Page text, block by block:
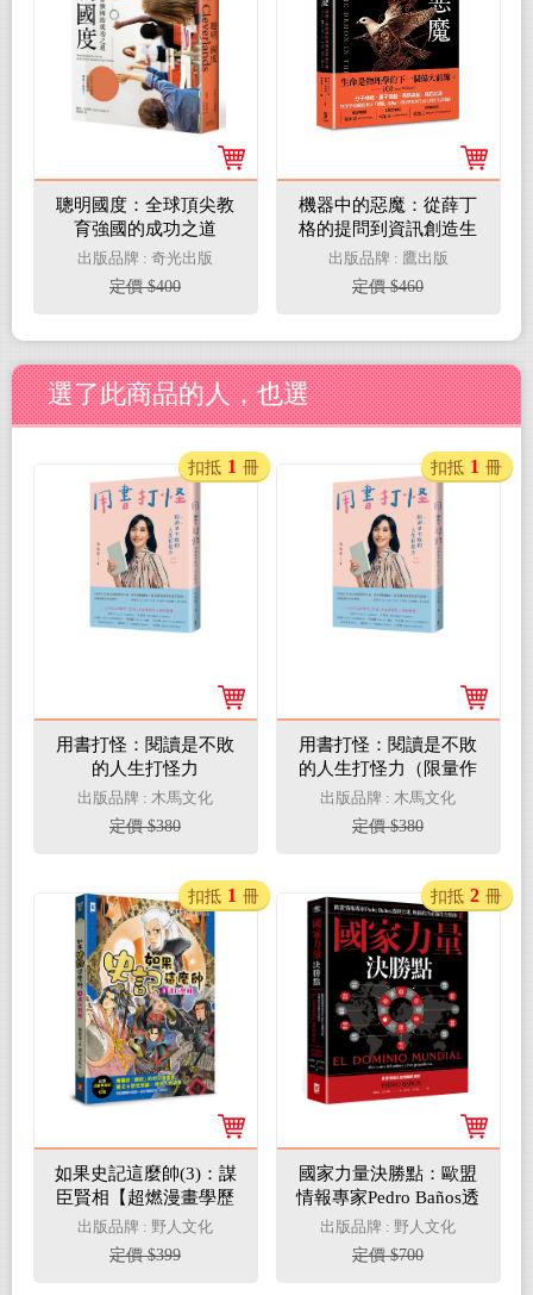
聰明國度：全球頂尖教
育強國的成功之道
出版品牌 : 奇光出版
定價 $400
機器中的惡魔：從薛丁
格的提問到資訊創造生
命
出版品牌 : 鷹出版
定價 $460
選了此商品的人，也選
用書打怪：閱讀是不敗
的人生打怪力
出版品牌 : 木馬文化
定價 $380
扣抵 1 冊
用書打怪：閱讀是不敗
的人生打怪力（限量作
者親簽版）
出版品牌 : 木馬文化
定價 $380
扣抵 1 冊
如果史記這麼帥(3)：謀
臣賢相【超燃漫畫學歷
史+成語】
出版品牌 : 野人文化
定價 $399
扣抵 1 冊
國家力量決勝點：歐盟
情報專家Pedro Baños透
視全球，地緣政治必備
生存指南
出版品牌 : 野人文化
定價 $700
扣抵 2 冊